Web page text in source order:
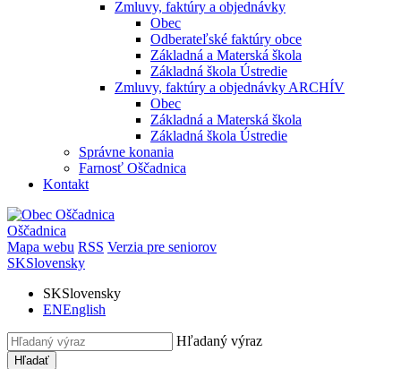
Zmluvy, faktúry a objednávky
Obec
Odberateľské faktúry obce
Základná a Materská škola
Základná škola Ústredie
Zmluvy, faktúry a objednávky ARCHÍV
Obec
Základná a Materská škola
Základná škola Ústredie
Správne konania
Farnosť Oščadnica
Kontakt
Oščadnica
Mapa webu RSS Verzia pre seniorov
SKSlovensky
SKSlovensky
ENEnglish
Hľadaný výraz
Hľadať